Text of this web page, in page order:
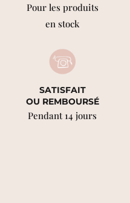
Pour les produits
en stock
SATISFAIT
OU REMBOURSÉ
Pendant 14 jours